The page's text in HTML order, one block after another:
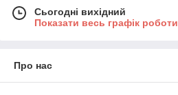
Сьогодні вихідний
Показати весь графік роботи
Про нас